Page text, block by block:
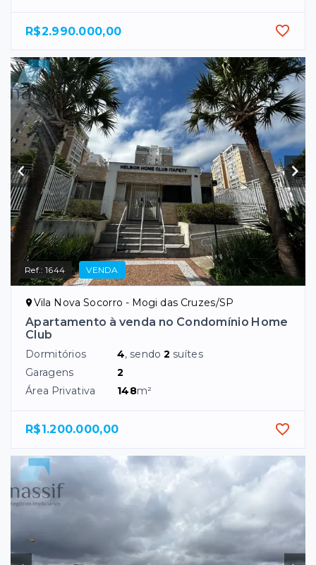
R$2.990.000,00
Ref.:1644 VENDA
Vila Nova Socorro - Mogi das Cruzes/SP
Apartamento à venda no Condomínio Home
Club
Dormitórios 4, sendo2 suítes
Garagens
2
Área Privativa
148m²
R$1.200.000,00